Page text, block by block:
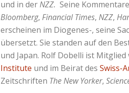
und in derNZZ. Seine
Bloomberg, Financial Times, NZZ,
erscheinen im Diogenes-, seine
übersetzt. Sie standen auf den
und Japan. Rolf Dobelli ist Mitglied
Institute und im Beirat des Swiss-
Zeitschriften The New Yorker,